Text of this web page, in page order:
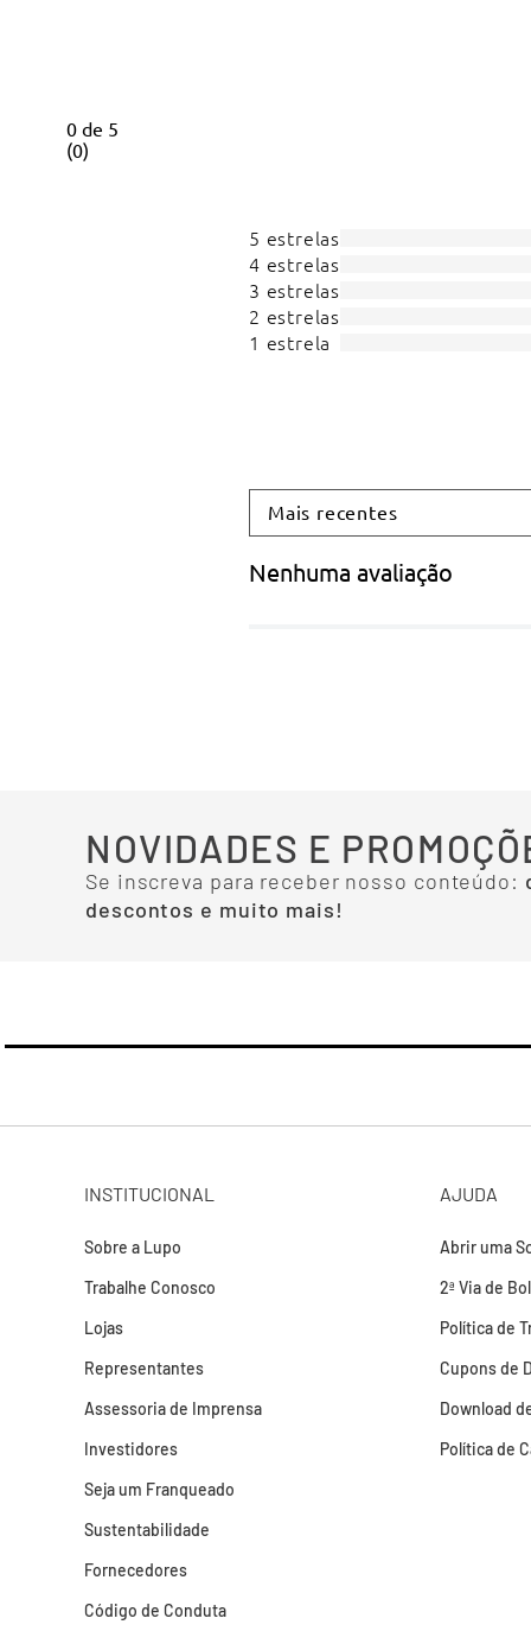
0 de 5
(0)
5 estrelas
4 estrelas
3 estrelas
2 estrelas
1 estrela
Mais recentes
Nenhuma avaliação
NOVIDADES E
Se inscreva para receber nosso conteúdo:
descontos e muito mais!
INSTITUCIONAL
Sobre a Lupo
Trabalhe Conosco
Lojas
Representantes
Assessoria de Imprensa
Investidores
Seja um Franqueado
Sustentabilidade
Fornecedores
Código de Conduta
AJUDA
Abrir uma
2ª Via de
Política de
Cupons de
Download
Política de